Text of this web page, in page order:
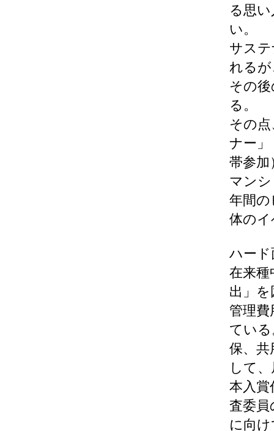
る思
い。
サス
れる
その
る。
その
ナー」
帯参加
マンシ
年間の
体の
ハー
在来
出」
管理費
てい
保、共
して
本入
査委員
に向